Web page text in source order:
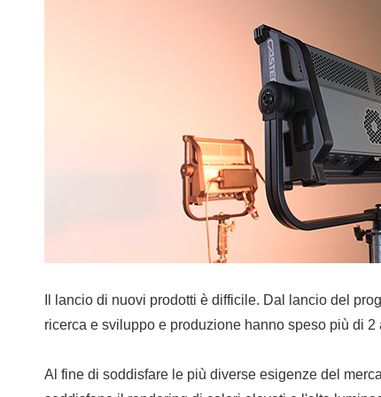
Il lancio di nuovi prodotti è difficile. Dal lancio del
ricerca e sviluppo e produzione hanno speso più di 2
Al fine di soddisfare le più diverse esigenze del